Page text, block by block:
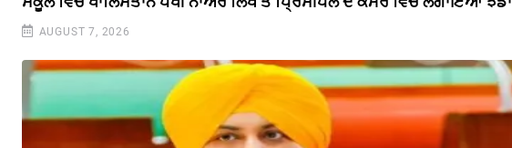
AUGUST 7, 2026